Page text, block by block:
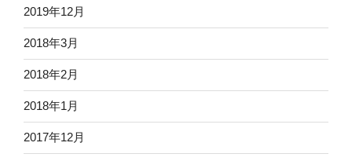
2019年12月
2018年3月
2018年2月
2018年1月
2017年12月